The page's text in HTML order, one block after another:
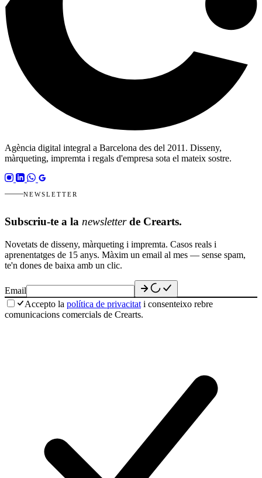
Agència digital integral a Barcelona des del 2011. Disseny,
màrqueting, impremta i regals d'empresa sota el mateix sostre.
NEWSLETTER
Subscriu-te a la newsletterde Crearts.
Novetats de disseny, màrqueting i impremta. Casos reals i
aprenentatges de 15 anys. Màxim un email al mes — sense spam,
te'n dones de baixa amb un clic.
Email
Accepto la política de privacitat i consenteixo rebre
comunicacions comercials de Crearts.